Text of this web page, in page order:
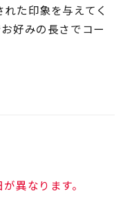
～
た印象を与えてく
好みの長さでコー
異なります。